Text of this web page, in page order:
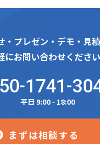
・プレゼン・デモ・見積
にお問い合わせください
1741-
平日 9:00 - 18:00
まずは相談する